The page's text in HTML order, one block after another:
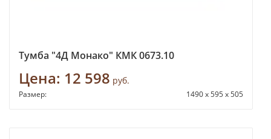
Тумба "4Д Монако" КМК 0673.10
Цена: 12 598 руб.
Размер: 1490 х 595 х 505